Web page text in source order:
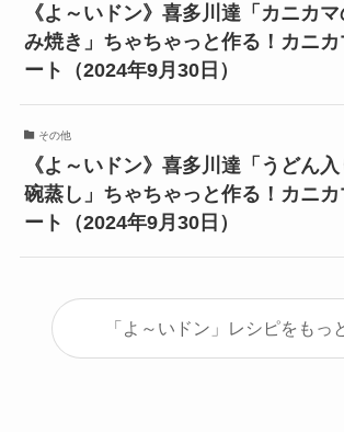
《よ～いドン》喜多川達「カニカ
み焼き」ちゃちゃっと作る！カニ
ート（2024年9月30日）
その他
《よ～いドン》喜多川達「うどん
碗蒸し」ちゃちゃっと作る！カニ
ート（2024年9月30日）
「よ～いドン」レシピをもっ